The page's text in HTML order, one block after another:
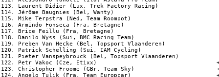
113. Laurent Didier (Lux, Trek Factory Racing)
114. Jérôme Baugnies (Bel, Wanty)
115. Mike Terpstra (Ned, Team Roompot)
116. Armindo Fonseca (Fra, Bretagne)
117. Brice Feillu (Fra, Bretagne)
118. Danilo Wyss (Sui, BMC Racing Team)
119. Preben Van Hecke (Bel, Topsport Vlaanderen)
120. Patrick Schelling (Sui, IAM Cycling)
121. Pieter Vanspeybrouck (Bel, Topsport Vlaanderen)
122. Petr Vakoc (Cze, Etixx)
123. Christopher Froome (GBr, Team Sky)
124. Angelo Tulik (Fra, Team Europcar)